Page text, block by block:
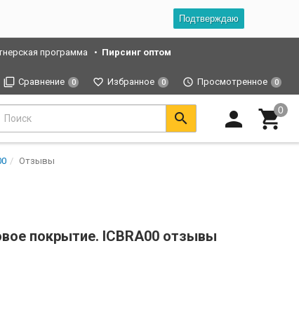
Подтверждаю
программа Пирсинг оптом
Сравнение 0 Избранное 0 Просмотренное 0
Отзывы
покрытие. ICBRA00 отзывы